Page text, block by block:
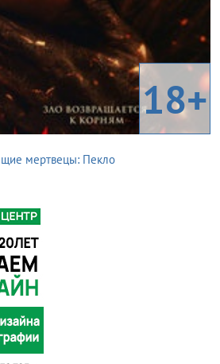
18+
мертвецы: Пекло